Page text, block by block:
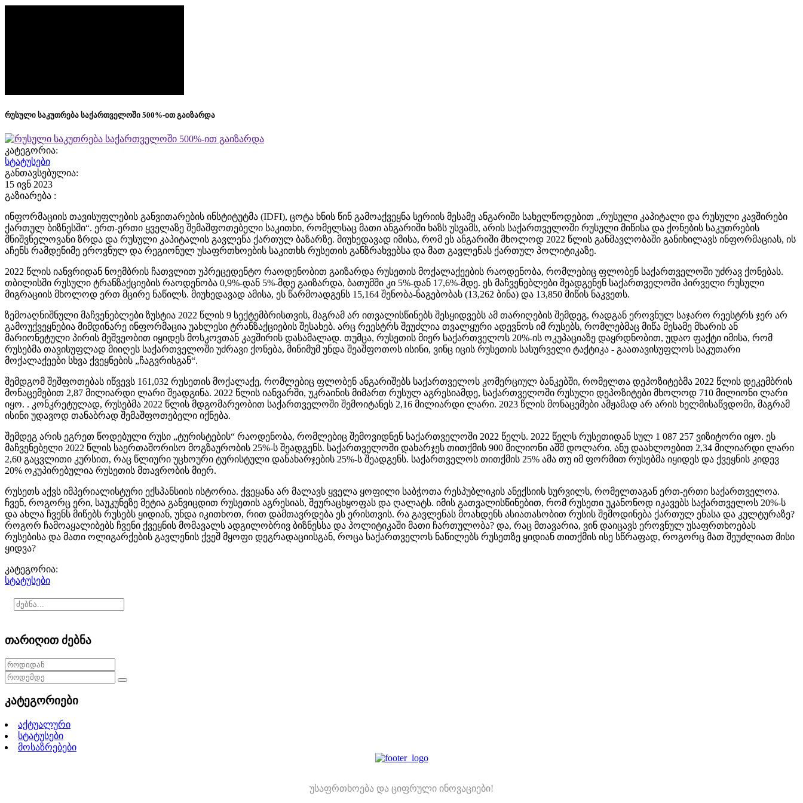
რუსული საკუთრება საქართველოში 500%-ით გაიზარდა
კატეგორია:
სტატუსები
განთავსებულია:
15 ივნ 2023
გაზიარება :
ინფორმაციის თავისუფლების განვითარების ინსტიტუტმა (IDFI), ცოტა ხნის წინ გამოაქვეყნა სერიის მესამე ანგარიში სახელწოდებით „რუსული კაპიტალი და რუსული კავშირები
ქართულ ბიზნესში“. ერთ-ერთი ყველაზე შემაშფოთებელი საკითხი, რომელსაც მათი ანგარიში ხაზს უსვამს, არის საქართველოში რუსული მიწისა და ქონების საკუთრების
მნიშვნელოვანი ზრდა და რუსული კაპიტალის გავლენა ქართულ ბაზარზე. მიუხედავად იმისა, რომ ეს ანგარიში მხოლოდ 2022 წლის განმავლობაში განიხილავს ინფორმაციას, ის
აჩენს რამდენიმე ეროვნულ და რეგიონულ უსაფრთხოების საკითხს რუსეთის განზრახვებსა და მათ გავლენას ქართულ პოლიტიკაზე.
2022 წლის იანვრიდან ნოემბრის ჩათვლით უპრეცედენტო რაოდენობით გაიზარდა რუსეთის მოქალაქეების რაოდენობა, რომლებიც ფლობენ საქართველოში უძრავ ქონებას.
თბილისში რუსული ტრანზაქციების რაოდენობა 0,9%-დან 5%-მდე გაიზარდა, ბათუმში კი 5%-დან 17,6%-მდე. ეს მაჩვენებლები შეადგენენ საქართველოში პირველი რუსული
მიგრაციის მხოლოდ ერთ მცირე ნაწილს. მიუხედავად ამისა, ეს წარმოადგენს 15,164 შენობა-ნაგებობას (13,262 ბინა) და 13,850 მიწის ნაკვეთს.
ზემოაღნიშნული მაჩვენებლები ზუსტია 2022 წლის 9 სექტემბრისთვის, მაგრამ არ ითვალისწინებს შესყიდვებს ამ თარიღების შემდეგ, რადგან ეროვნულ საჯარო რეესტრს ჯერ არ
გამოუქვეყნებია მიმდინარე ინფორმაცია უახლესი ტრანზაქციების შესახებ. არც რეესტრს შეუძლია თვალყური ადევნოს იმ რუსებს, რომლებმაც მიწა მესამე მხარის ან
მარიონეტული პირის მეშვეობით იყიდეს მოსკოვთან კავშირის დასამალად. თუმცა, რუსეთის მიერ საქართველოს 20%-ის ოკუპაციაზე დაყრდნობით, უდაო ფაქტი იმისა, რომ
რუსებმა თავისუფლად მიიღეს საქართველოში უძრავი ქონება, მინიმუმ უნდა შეაშფოთოს ისინი, ვინც იცის რუსეთის სასურველი ტაქტიკა - გაათავისუფლოს საკუთარი
მოქალაქეები სხვა ქვეყნების „ჩაგვრისგან“.
შემდგომ შეშფოთებას იწვევს 161,032 რუსეთის მოქალაქე, რომლებიც ფლობენ ანგარიშებს საქართველოს კომერციულ ბანკებში, რომელთა დეპოზიტებმა 2022 წლის დეკემბრის
მონაცემებით 2,87 მილიარდი ლარი შეადგინა. 2022 წლის იანვარში, უკრაინის მიმართ რუსულ აგრესიამდე, საქართველოში რუსული დეპოზიტები მხოლოდ 710 მილიონი ლარი
იყო. . კონკრეტულად, რუსებმა 2022 წლის მდგომარეობით საქართველოში შემოიტანეს 2,16 მილიარდი ლარი. 2023 წლის მონაცემები ამჟამად არ არის ხელმისაწვდომი, მაგრამ
ისინი უდავოდ თანაბრად შემაშფოთებელი იქნება.
შემდეგ არის ეგრეთ წოდებული რუსი „ტურისტების“ რაოდენობა, რომლებიც შემოვიდნენ საქართველოში 2022 წელს. 2022 წელს რუსეთიდან სულ 1 087 257 ვიზიტორი იყო. ეს
მაჩვენებელი 2022 წლის საერთაშორისო მოგზაურობის 25%-ს შეადგენს. საქართველოში დახარჯეს თითქმის 900 მილიონი აშშ დოლარი, ანუ დაახლოებით 2,34 მილიარდი ლარი
2,60 გაცვლითი კურსით, რაც წლიური უცხოური ტურისტული დანახარჯების 25%-ს შეადგენს. საქართველოს თითქმის 25% ამა თუ იმ ფორმით რუსებმა იყიდეს და ქვეყნის კიდევ
20% ოკუპირებულია რუსეთის მთავრობის მიერ.
რუსეთს აქვს იმპერიალისტური ექსპანსიის ისტორია. ქვეყანა არ მალავს ყველა ყოფილი საბჭოთა რესპუბლიკის ანექსიის სურვილს, რომელთაგან ერთ-ერთი საქართველოა.
ჩვენ, როგორც ერი, საუკუნეზე მეტია განვიცდით რუსეთის აგრესიას, შეურაცხყოფას და ღალატს. იმის გათვალისწინებით, რომ რუსეთი უკანონოდ იკავებს საქართველოს 20%-ს
და ახლა ჩვენს მიწებს რუსებს ყიდიან, უნდა იკითხოთ, რით დამთავრდება ეს ერისთვის. რა გავლენას მოახდენს ასიათასობით რუსის შემოდინება ქართულ ენასა და კულტურაზე?
როგორ ჩამოაყალიბებს ჩვენი ქვეყნის მომავალს ადგილობრივ ბიზნესსა და პოლიტიკაში მათი ჩართულობა? და, რაც მთავარია, ვინ დაიცავს ეროვნულ უსაფრთხოებას
რუსებისა და მათი ოლიგარქების გავლენის ქვეშ მყოფი დეგრადაციისგან, როცა საქართველოს ნაწილებს რუსეთზე ყიდიან თითქმის ისე სწრაფად, როგორც მათ შეუძლიათ მისი
ყიდვა?
კატეგორია:
სტატუსები
თარიღით ძებნა
კატეგორიები
აქტუალური
სტატუსები
მოსაზრებები
უსაფრთხოება და ციფრული ინოვაციები!